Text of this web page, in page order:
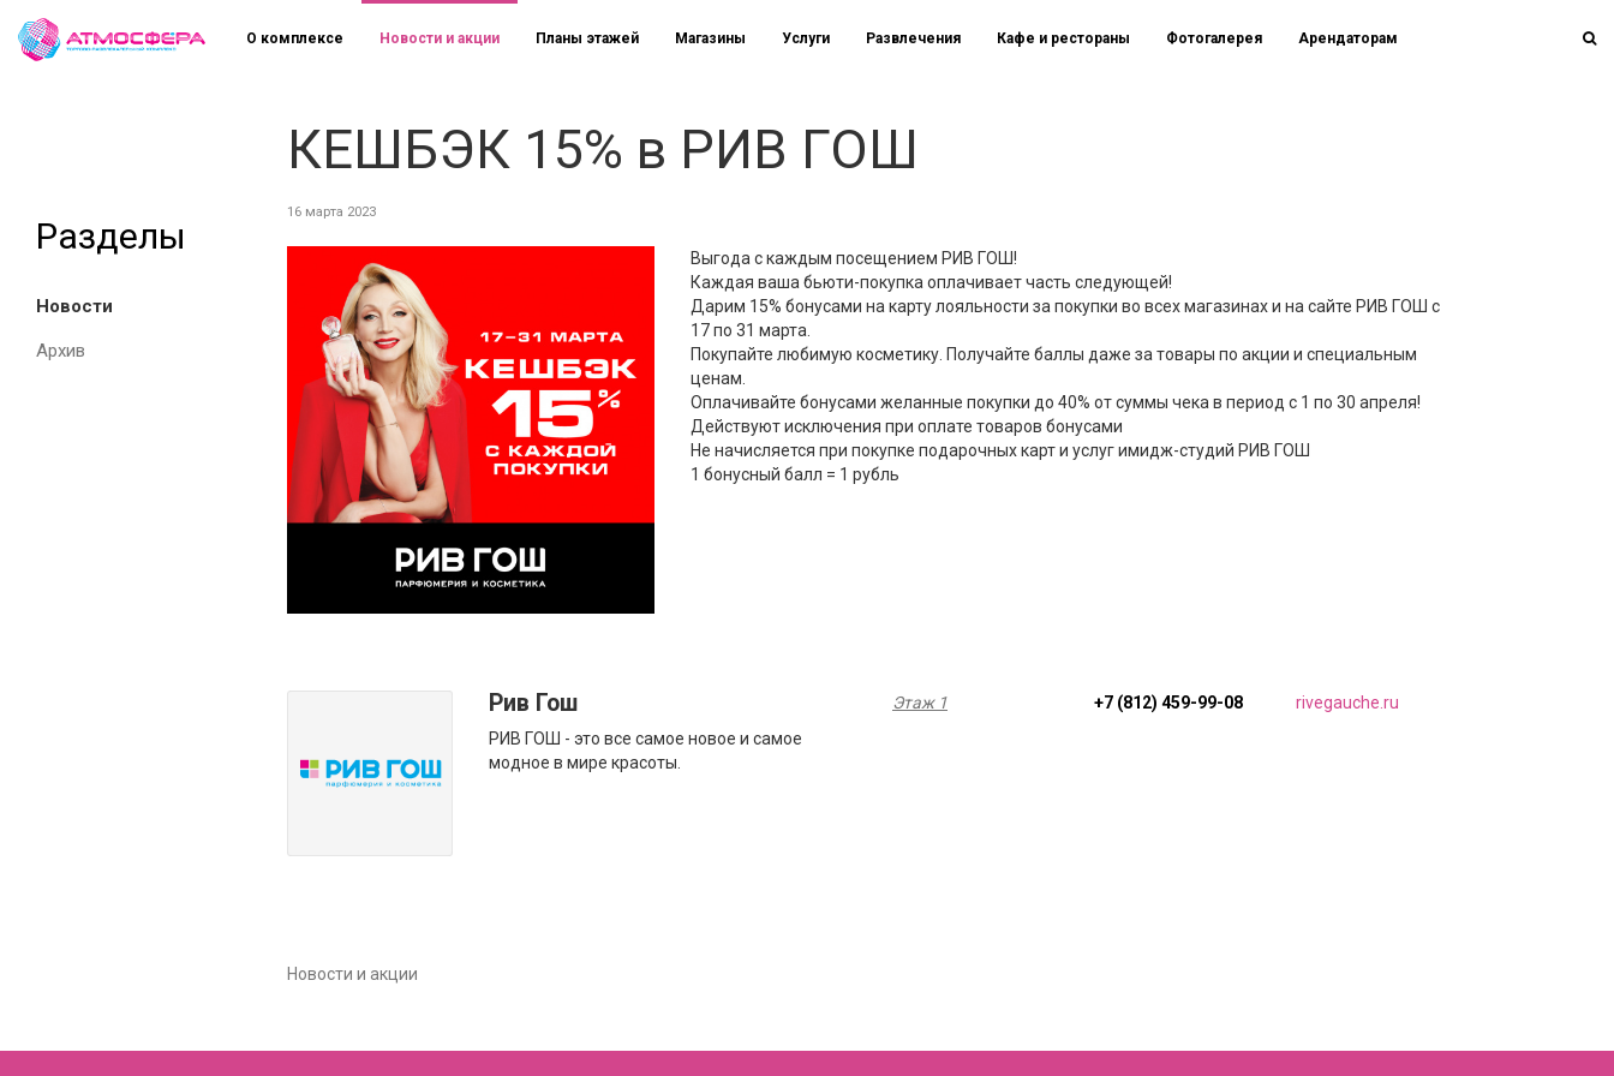
Разделы
Новости
Архив
О комплексе Новости и акции Планы этажей Магазины Услуги Развлечения Кафе и рестораны Фотогалерея Арендаторам
КЕШБЭК 15% в РИВ ГОШ
16 марта 2023
Выгода с каждым посещением РИВ ГОШ!
Каждая ваша бьюти-покупка оплачивает часть следующей!
Дарим 15% бонусами на карту лояльности за покупки во всех магазинах и на сайте РИВ ГОШ с
17 по 31 марта.
Покупайте любимую косметику. Получайте баллы даже за товары по акции и специальным
ценам.
Оплачивайте бонусами желанные покупки до 40% от суммы чека в период с 1 по 30 апреля!
Действуют исключения при оплате товаров бонусами
Не начисляется при покупке подарочных карт и услуг имидж-студий РИВ ГОШ
1 бонусный балл = 1 рубль
Рив Гош
РИВ ГОШ - это все самое новое и самое
модное в мире красоты.
Этаж 1 +7 (812) 459-99-08 rivegauche.ru
Новости и акции